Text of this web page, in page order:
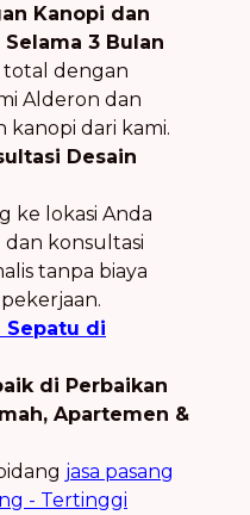
Kanopi dan
3 Bulan
total dengan
Alderon dan
kanopi dari kami.
Desain
ke lokasi Anda
konsultasi
tanpa biaya
Sepatu di
di Perbaikan
Apartemen &
jasa pasang
- Tertinggi